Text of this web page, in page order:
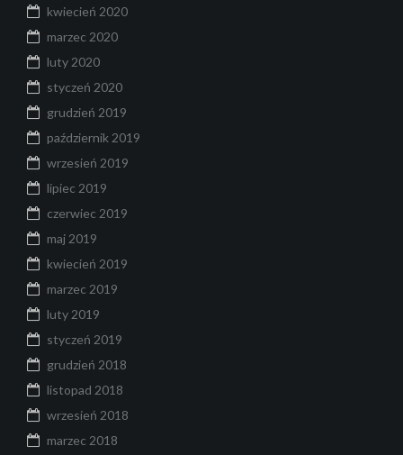
kwiecień 2020
marzec 2020
luty 2020
styczeń 2020
grudzień 2019
październik 2019
wrzesień 2019
lipiec 2019
czerwiec 2019
maj 2019
kwiecień 2019
marzec 2019
luty 2019
styczeń 2019
grudzień 2018
listopad 2018
wrzesień 2018
marzec 2018